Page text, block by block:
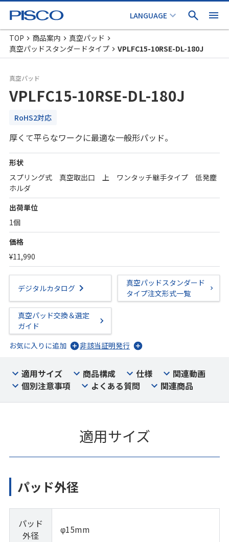
TOP 商品案内
真空パッド
真空パッドスタンダードタイプ
VPLFC15-10RSE-DL-180J
真空パッド
VPLFC15-10RSE-DL-180J
RoHS2対応
厚くて平らなワークに最適な一般形パッド。
形状
スプリング式 真空取出口 上 ワンタッチ継手タイプ 低発塵
ホルダ
出荷単位
1個
価格
¥11,990
デジタルカタログ
真空パッドスタンダード
タイプ注文形式一覧
真空パッド交換＆選定
ガイド
お気に入りに追加
非該当証明発行
適用サイズ 商品構成 仕様
関連動画
個別注意事項
よくある質問 関連商品
適用サイズ
パッド外径
パッド
外径
φ15mm